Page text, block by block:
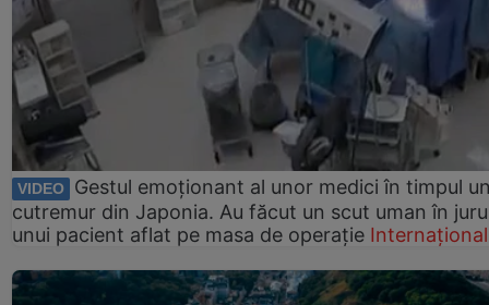
VIDEO
Gestul emoționant al unor medici în timpul
cutremur din Japonia. Au făcut un scut uman în
unui pacient aflat pe masa de operație Internațional